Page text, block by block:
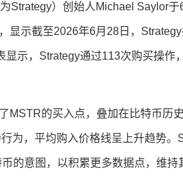
Strategy）创始人Michael Saylor
显示截至2026年6月28日，
显示，Strategy通过113次购买操作
MSTR的买入点，叠加在比特币历
为，平均购入价格线呈上升趋势。
的意图，以积累更多数据点，维